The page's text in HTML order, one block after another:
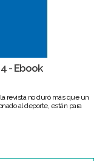
- Ebook
revista no duró más que un
al deporte, están para